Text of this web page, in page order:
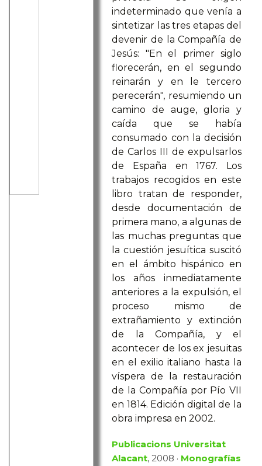
indeterminado que venía a
sintetizar las tres etapas del
devenir de la Compañía de
Jesús: "En el primer siglo
florecerán, en el segundo
reinarán y en le tercero
perecerán", resumiendo un
camino de auge, gloria y
caída que se había
consumado con la decisión
de Carlos III de expulsarlos
de España en 1767. Los
trabajos recogidos en este
libro tratan de responder,
desde documentación de
primera mano, a algunas de
las muchas preguntas que
la cuestión jesuítica suscitó
en el ámbito hispánico en
los años inmediatamente
anteriores a la expulsión, el
proceso mismo de
extrañamiento y extinción
de la Compañía, y el
acontecer de los ex jesuitas
en el exilio italiano hasta la
víspera de la restauración
de la Compañía por Pío VII
en 1814. Edición digital de la
obra impresa en 2002.
Publicacions Universitat
Alacant, 2008 · Monografías